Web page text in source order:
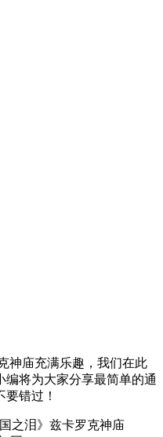
神庙充满乐趣，我们在此
将为大家分享最简单的通
错过！